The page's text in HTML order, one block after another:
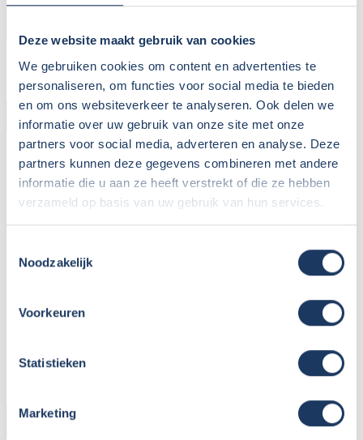
Deze website maakt gebruik van cookies
We gebruiken cookies om content en advertenties te
personaliseren, om functies voor social media te bieden
en om ons websiteverkeer te analyseren. Ook delen we
informatie over uw gebruik van onze site met onze
partners voor social media, adverteren en analyse. Deze
partners kunnen deze gegevens combineren met andere
informatie die u aan ze heeft verstrekt of die ze hebben
verzameld op basis van uw gebruik van hun services.
Noodzakelijk
Voorkeuren
Statistieken
Marketing
UITRUSTING AUTODEEL
Airco autodeel:
Airco camperdeel:
Cruise control:
Radio:
met USB aansluiting:
UITRUSTING CAMPERDEEL